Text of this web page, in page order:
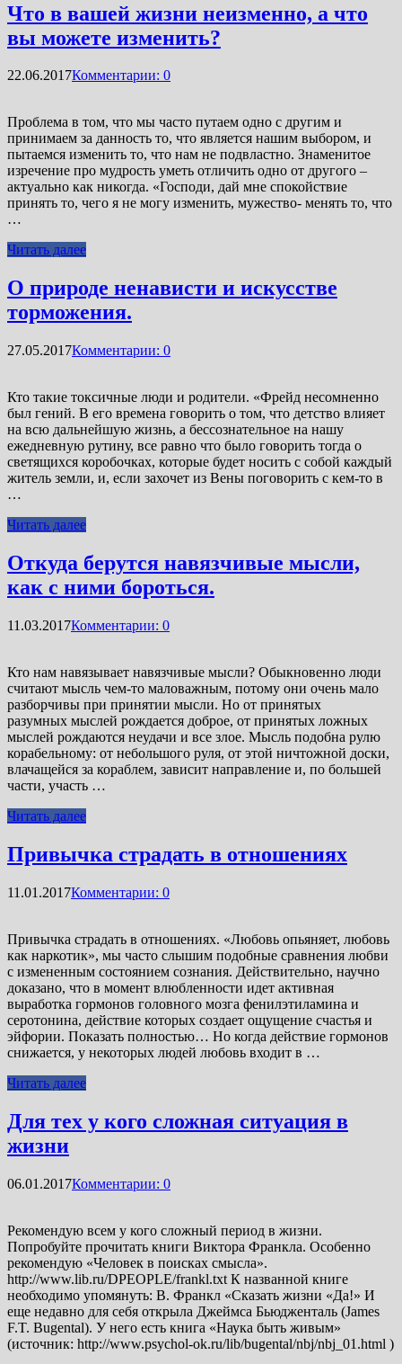
Что в вашей жизни неизменно, а что
вы можете изменить?
22.06.2017Комментарии: 0
Проблема в том, что мы часто путаем одно с другим и
принимаем за данность то, что является нашим выбором, и
пытаемся изменить то, что нам не подвластно. Знаменитое
изречение про мудрость уметь отличить одно от другого –
актуально как никогда. «Господи, дай мне спокойствие
принять то, чего я не могу изменить, мужество- менять то, что
…
Читать далее
О природе ненависти и искусстве
торможения.
27.05.2017Комментарии: 0
Кто такие токсичные люди и родители. «Фрейд несомненно
был гений. В его времена говорить о том, что детство влияет
на всю дальнейшую жизнь, а бессознательное на нашу
ежедневную рутину, все равно что было говорить тогда о
светящихся коробочках, которые будет носить с собой каждый
житель земли, и, если захочет из Вены поговорить с кем-то в
…
Читать далее
Откуда берутся навязчивые мысли,
как с ними бороться.
11.03.2017Комментарии: 0
Кто нам навязывает навязчивые мысли? Обыкновенно люди
считают мысль чем-то маловажным, потому они очень мало
разборчивы при принятии мысли. Но от принятых
разумных мыслей рождается доброе, от принятых ложных
мыслей рождаются неудачи и все злое. Мысль подобна рулю
корабельному: от небольшого руля, от этой ничтожной доски,
влачащейся за кораблем, зависит направление и, по большей
части, участь …
Читать далее
Привычка страдать в отношениях
11.01.2017Комментарии: 0
Привычка страдать в отношениях. «Любовь опьяняет, любовь
как наркотик», мы часто слышим подобные сравнения любви
с измененным состоянием сознания. Действительно, научно
доказано, что в момент влюбленности идет активная
выработка гормонов головного мозга фенилэтиламина и
серотонина, действие которых создает ощущение счастья и
эйфории. Показать полностью… Но когда действие гормонов
снижается, у некоторых людей любовь входит в …
Читать далее
Для тех у кого сложная ситуация в
жизни
06.01.2017Комментарии: 0
Рекомендую всем у кого сложный период в жизни.
Попробуйте прочитать книги Виктора Франкла. Особенно
рекомендую «Человек в поисках смысла».
http://www.lib.ru/DPEOPLE/frankl.txt К названной книге
необходимо упомянуть: В. Франкл «Сказать жизни «Да!» И
еще недавно для себя открыла Джеймса Бьюдженталь (James
F.T. Bugental). У него есть книга «Наука быть живым»
(источник: http://www.psychol-ok.ru/lib/bugental/nbj/nbj_01.html )